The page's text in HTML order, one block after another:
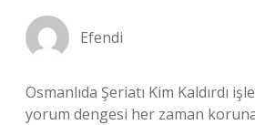
Efendi
Osmanlıda Şeriatı Kim Kaldırdı
yorum dengesi her zaman